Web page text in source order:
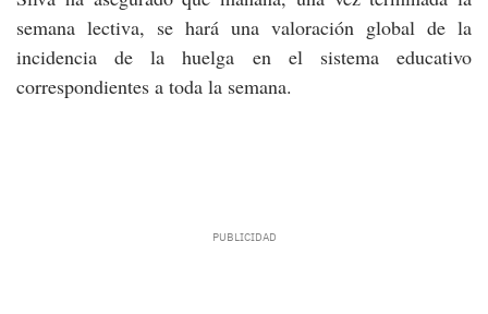
semana lectiva, se hará una valoración global de la
incidencia de la huelga en el sistema educativo
correspondientes a toda la semana.